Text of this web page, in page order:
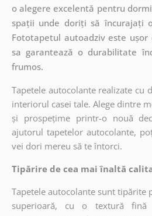
o alegere excelentă pentru
spații unde doriți să încurajați
Fototapetul autoadziv este
sa garantează o durabilitate
frumos.
Tapetele autocolante realizate cu
interiorul casei tale. Alege dintre
și prospețime printr-o nouă
ajutorul tapetelor autocolante,
vei dori mereu să te întorci.
Tipărire de cea mai înaltă
Tapetele autocolante sunt tipărite
superioară, cu o textură